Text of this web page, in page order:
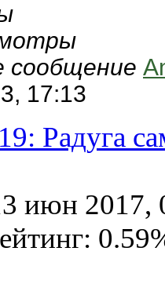
сообщение
17:13
Радуга
июн 2017,